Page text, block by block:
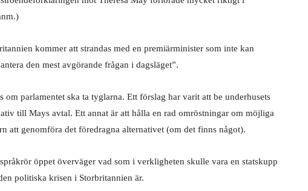
kommer att strandas med en premiärminister som inte kan
den mest avgörande frågan i dagsläget”.
om parlamentet ska ta tyglarna. Ett förslag har varit att be underhusets
till Mays avtal. Ett annat är att hålla en rad omröstningar om möjliga
att genomföra det föredragna alternativet (om det finns något).
öppet överväger vad som i verkligheten skulle vara en statskupp
politiska krisen i Storbritannien är.